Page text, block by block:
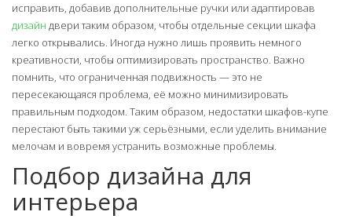
исправить, добавив дополнительные ручки или адаптировав
дизайн двери таким образом, чтобы отдельные секции шкафа
легко открывались. Иногда нужно лишь проявить немного
креативности, чтобы оптимизировать пространство. Важно
помнить, что ограниченная подвижность — это не
пересекающаяся проблема, её можно минимизировать
правильным подходом. Таким образом, недостатки шкафов-купе
перестают быть такими уж серьёзными, если уделить внимание
мелочам и вовремя устранить возможные проблемы.
Подбор дизайна для
интерьера